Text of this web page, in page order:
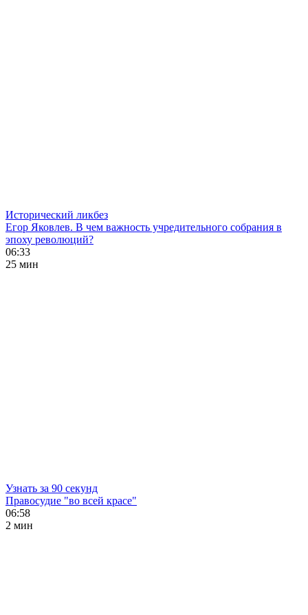
Исторический ликбез
Егор Яковлев. В чем важность учредительного собрания в
эпоху революций?
06:33
25 мин
Узнать за 90 секунд
Правосудие "во всей красе"
06:58
2 мин